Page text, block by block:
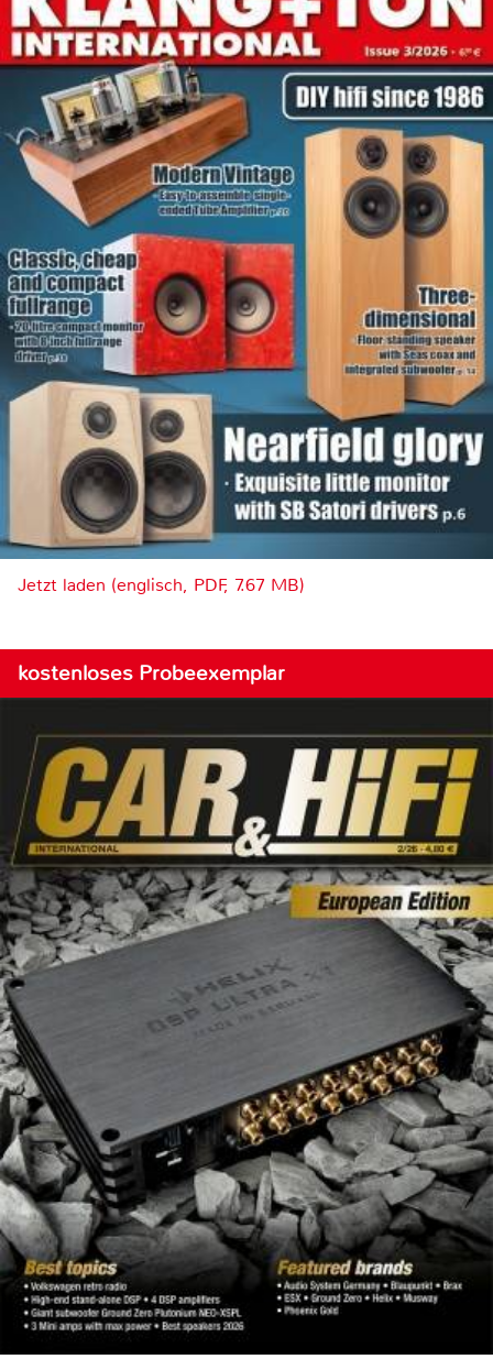
Jetzt laden (englisch, PDF, 7.67 MB)
kostenloses Probeexemplar